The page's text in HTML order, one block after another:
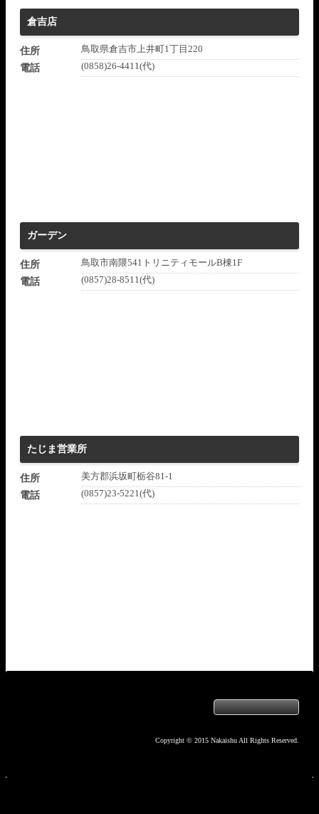
倉吉店
住所
鳥取県倉吉市上井町1丁目220
電話
(0858)26-4411(代)
ガーデン
住所
鳥取市南隈541トリニティモールB棟1F
電話
(0857)28-8511(代)
たじま営業所
住所
美方郡浜坂町栃谷81-1
電話
(0857)23-5221(代)
Copyright © 2015 Nakaishu All Rights Reserved.